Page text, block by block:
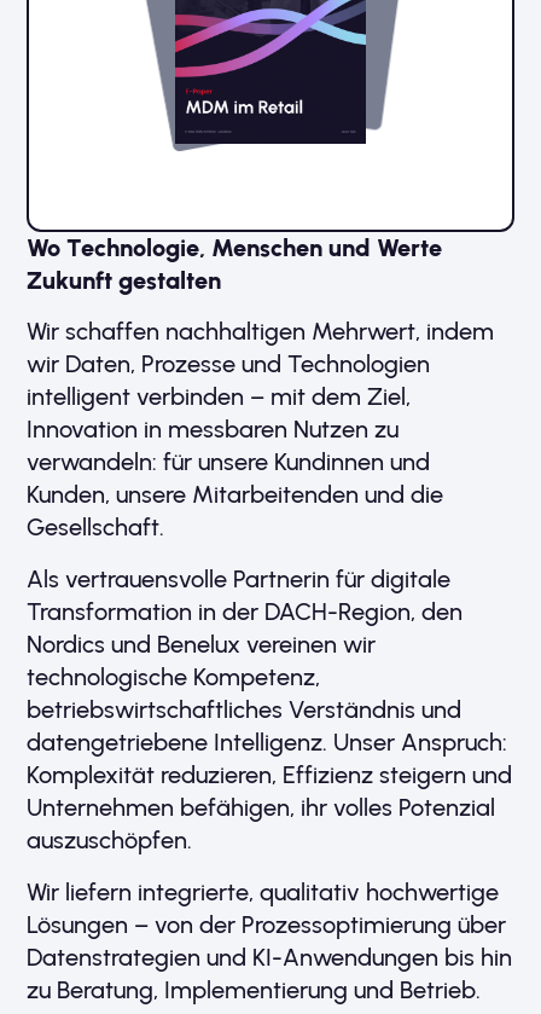
Wo Technologie, Menschen und Werte
Zukunft gestalten
Wir schaffen nachhaltigen Mehrwert, indem
wir Daten, Prozesse und Technologien
intelligent verbinden – mit dem Ziel,
Innovation in messbaren Nutzen zu
verwandeln: für unsere Kundinnen und
Kunden, unsere Mitarbeitenden und die
Gesellschaft.
Als vertrauensvolle Partnerin für digitale
Transformation in der DACH-Region, den
Nordics und Benelux vereinen wir
technologische Kompetenz,
betriebswirtschaftliches Verständnis und
datengetriebene Intelligenz. Unser Anspruch:
Komplexität reduzieren, Effizienz steigern und
Unternehmen befähigen, ihr volles Potenzial
auszuschöpfen.
Wir liefern integrierte, qualitativ hochwertige
Lösungen – von der Prozessoptimierung über
Datenstrategien und KI-Anwendungen bis hin
zu Beratung, Implementierung und Betrieb.